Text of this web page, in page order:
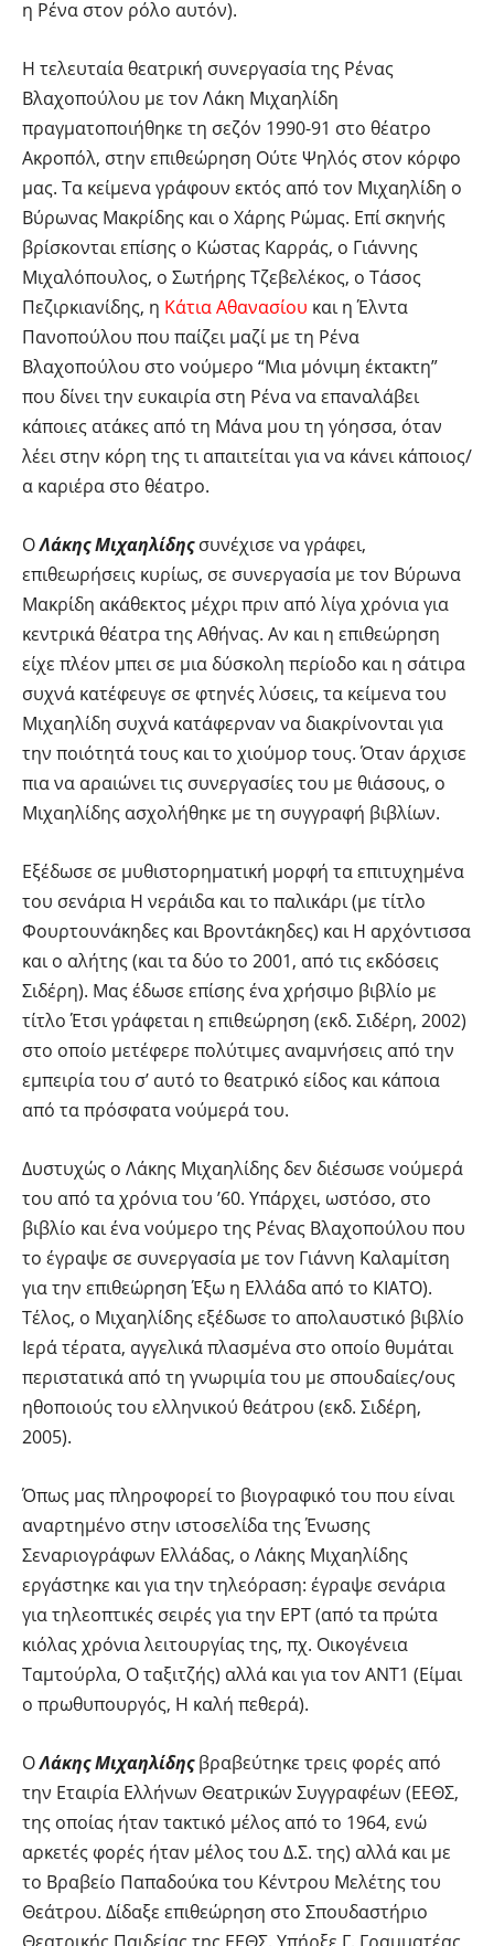
η Ρένα στον ρόλο αυτόν).
Η τελευταία θεατρική συνεργασία της Ρένας
Βλαχοπούλου με τον Λάκη Μιχαηλίδη
πραγματοποιήθηκε τη σεζόν 1990-91 στο θέατρο
Ακροπόλ, στην επιθεώρηση Ούτε Ψηλός στον κόρφο
μας. Τα κείμενα γράφουν εκτός από τον Μιχαηλίδη ο
Βύρωνας Μακρίδης και ο Χάρης Ρώμας. Επί σκηνής
βρίσκονται επίσης ο Κώστας Καρράς, ο Γιάννης
Μιχαλόπουλος, ο Σωτήρης Τζεβελέκος, ο Τάσος
Πεζιρκιανίδης, η Κάτια Αθανασίου και η Έλντα
Πανοπούλου που παίζει μαζί με τη Ρένα
Βλαχοπούλου στο νούμερο “Μια μόνιμη έκτακτη”
που δίνει την ευκαιρία στη Ρένα να επαναλάβει
κάποιες ατάκες από τη Μάνα μου τη γόησσα, όταν
λέει στην κόρη της τι απαιτείται για να κάνει κάποιος/
α καριέρα στο θέατρο.
ΟΛάκης Μιχαηλίδηςσυνέχισε να γράφει,
επιθεωρήσεις κυρίως, σε συνεργασία με τον Βύρωνα
Μακρίδη ακάθεκτος μέχρι πριν από λίγα χρόνια για
κεντρικά θέατρα της Αθήνας. Αν και η επιθεώρηση
είχε πλέον μπει σε μια δύσκολη περίοδο και η σάτιρα
συχνά κατέφευγε σε φτηνές λύσεις, τα κείμενα του
Μιχαηλίδη συχνά κατάφερναν να διακρίνονται για
την ποιότητά τους και το χιούμορ τους. Όταν άρχισε
πια να αραιώνει τις συνεργασίες του με θιάσους, ο
Μιχαηλίδης ασχολήθηκε με τη συγγραφή βιβλίων.
Εξέδωσε σε μυθιστορηματική μορφή τα επιτυχημένα
του σενάρια Η νεράιδα και το παλικάρι (με τίτλο
Φουρτουνάκηδες και Βροντάκηδες) και Η αρχόντισσα
και ο αλήτης (και τα δύο το 2001, από τις εκδόσεις
Σιδέρη). Μας έδωσε επίσης ένα χρήσιμο βιβλίο με
τίτλο Έτσι γράφεται η επιθεώρηση (εκδ. Σιδέρη, 2002)
στο οποίο μετέφερε πολύτιμες αναμνήσεις από την
εμπειρία του σ’ αυτό το θεατρικό είδος και κάποια
από τα πρόσφατα νούμερά του.
Δυστυχώς ο Λάκης Μιχαηλίδης δεν διέσωσε νούμερά
του από τα χρόνια του ’60. Υπάρχει, ωστόσο, στο
βιβλίο και ένα νούμερο της Ρένας Βλαχοπούλου που
το έγραψε σε συνεργασία με τον Γιάννη Καλαμίτση
για την επιθεώρηση Έξω η Ελλάδα από το ΚΙΑΤΟ).
Τέλος, ο Μιχαηλίδης εξέδωσε το απολαυστικό βιβλίο
Ιερά τέρατα, αγγελικά πλασμένα στο οποίο θυμάται
περιστατικά από τη γνωριμία του με σπουδαίες/ους
ηθοποιούς του ελληνικού θεάτρου (εκδ. Σιδέρη,
2005).
Όπως μας πληροφορεί το βιογραφικό του που είναι
αναρτημένο στην ιστοσελίδα της Ένωσης
Σεναριογράφων Ελλάδας, ο Λάκης Μιχαηλίδης
εργάστηκε και για την τηλεόραση: έγραψε σενάρια
για τηλεοπτικές σειρές για την ΕΡΤ (από τα πρώτα
κιόλας χρόνια λειτουργίας της, πχ. Οικογένεια
Ταμτούρλα, Ο ταξιτζής) αλλά και για τον ΑΝΤ1 (Είμαι
ο πρωθυπουργός, Η καλή πεθερά).
ΟΛάκης Μιχαηλίδηςβραβεύτηκε τρεις φορές από
την Εταιρία Ελλήνων Θεατρικών Συγγραφέων (ΕΕΘΣ,
της οποίας ήταν τακτικό μέλος από το 1964, ενώ
αρκετές φορές ήταν μέλος του Δ.Σ. της) αλλά και με
το Βραβείο Παπαδούκα του Κέντρου Μελέτης του
Θεάτρου. Δίδαξε επιθεώρηση στο Σπουδαστήριο